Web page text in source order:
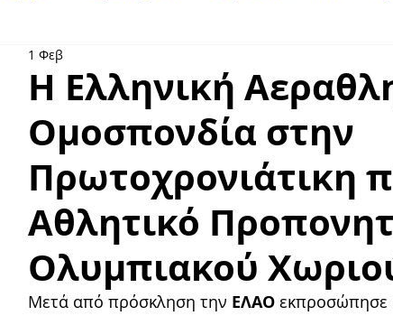
SkyservΗ Ελληνική
Ομοσπονδία στην
Πρωτοχρονιάτικη
Αθλητικό
Ολυμπιακού
1 Φεβ
Μετά από πρόσκληση την ΕΛΑΟ εκπροσώπησε